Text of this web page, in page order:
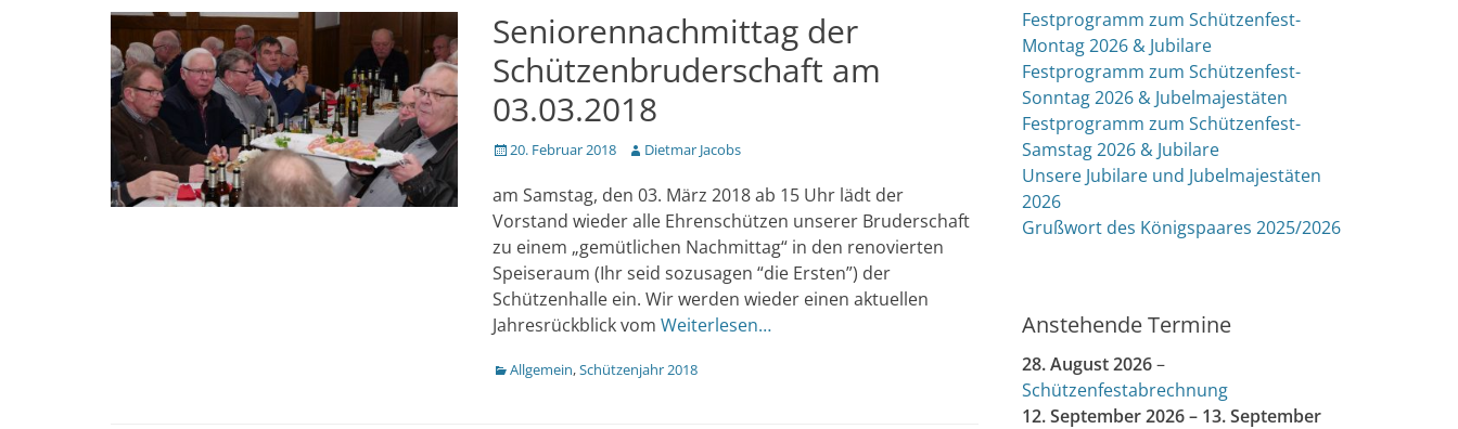
Seniorennachmittag der
Schützenbruderschaft am
03.03.2018
Veröffentlicht
20. Februar 2018 Author
Dietmar Jacobs
am Samstag, den 03. März 2018 ab 15 Uhr lädt der
Vorstand wieder alle Ehrenschützen unserer Bruderschaft
zu einem „gemütlichen Nachmittag“ in den renovierten
Speiseraum (Ihr seid sozusagen “die Ersten”) der
Schützenhalle ein. Wir werden wieder einen aktuellen
Jahresrückblick vom Weiterlesen…
Kategorien
Allgemein,Schützenjahr 2018
Festprogramm zum Schützenfest-
Montag 2026 & Jubilare
Festprogramm zum Schützenfest-
Sonntag 2026 & Jubelmajestäten
Festprogramm zum Schützenfest-
Samstag 2026 & Jubilare
Unsere Jubilare und Jubelmajestäten
2026
Grußwort des Königspaares 2025/2026
Anstehende Termine
28. August 2026–
Schützenfestabrechnung
12. September 2026– 13. September